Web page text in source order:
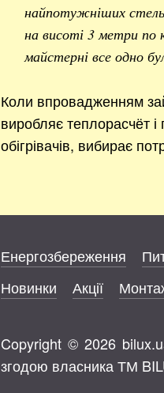
найпотужніших
на висоті 3 метри по
майстерні все одно
Коли впровадженням
виробляє теплорасчёт і
обігрівачів, вибирає
Енергозбереження
Новинки
Акції
Copyright © 2026
згодою власника ТМ